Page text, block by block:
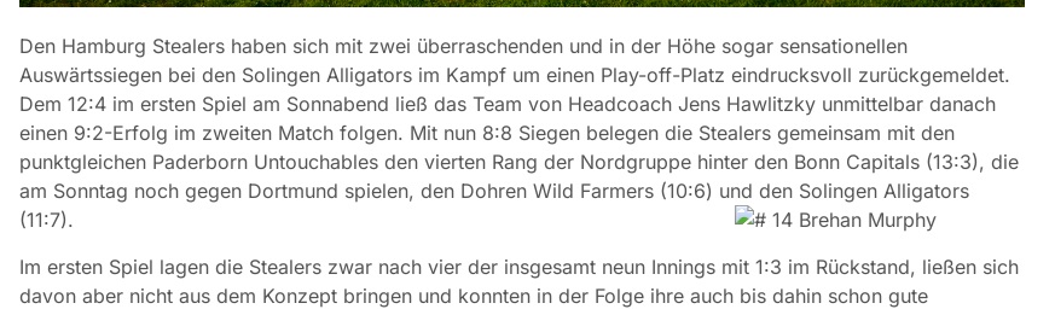
Den Hamburg Stealers haben sich mit zwei überraschenden und in der Höhe sogar sensationellen
Auswärtssiegen bei den Solingen Alligators im Kampf um einen Play-off-Platz eindrucksvoll zurückgemeldet.
Dem 12:4 im ersten Spiel am Sonnabend ließ das Team von Headcoach Jens Hawlitzky unmittelbar danach
einen 9:2-Erfolg im zweiten Match folgen. Mit nun 8:8 Siegen belegen die Stealers gemeinsam mit den
punktgleichen Paderborn Untouchables den vierten Rang der Nordgruppe hinter den Bonn Capitals (13:3), die
am Sonntag noch gegen Dortmund spielen, den Dohren Wild Farmers (10:6) und den Solingen Alligators
(11:7).
Im ersten Spiel lagen die Stealers zwar nach vier der insgesamt neun Innings mit 1:3 im Rückstand, ließen sich
davon aber nicht aus dem Konzept bringen und konnten in der Folge ihre auch bis dahin schon gute